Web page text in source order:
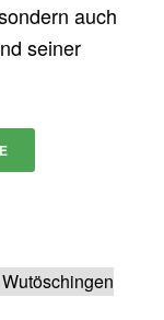
auch
seiner